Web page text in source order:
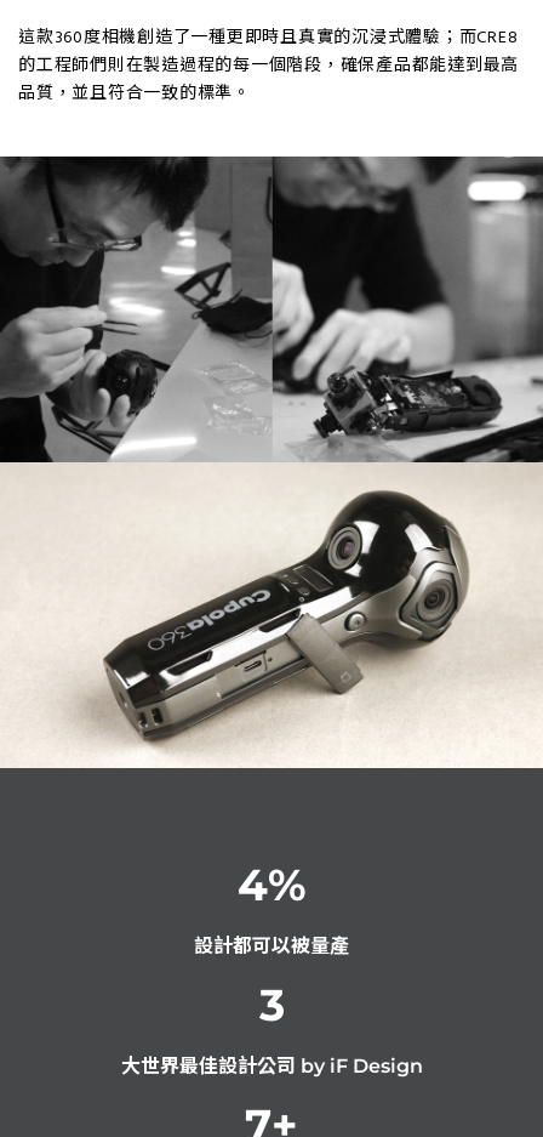
這款360度相機創造了一種更即時且真實的沉浸式體驗；而CRE8
的工程師們則在製造過程的每一個階段，確保產品都能達到最高
品質，並且符合一致的標準。
4%
設計都可以被量產
3
大世界最佳設計公司 by iF Design
7+